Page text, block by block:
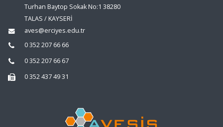
Turhan Baytop Sokak No:1 38280
TALAS / KAYSERİ
aves@erciyes.edu.tr
0 352 207 66 66
0 352 207 66 67
0 352 437 49 31